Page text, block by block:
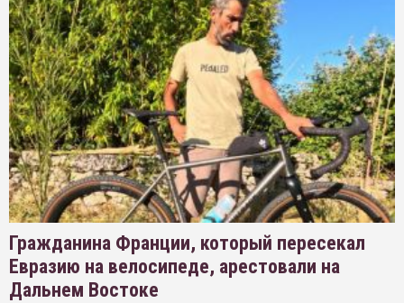
Гражданина Франции, который пересекал
Евразию на велосипеде, арестовали на
Дальнем Востоке